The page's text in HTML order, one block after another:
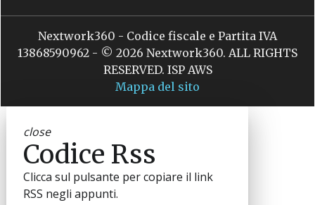
Nextwork360 - Codice fiscale e Partita IVA
13868590962 - © 2026 Nextwork360. ALL RIGHTS
RESERVED. ISP AWS
Mappa del sito
close
Codice Rss
Clicca sul pulsante per copiare il link
RSS negli appunti.